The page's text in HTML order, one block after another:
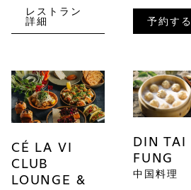
レストラン
詳細
予約する
CÉ LA VI
CLUB
LOUNGE &
DIN TAI
FUNG
中国料理